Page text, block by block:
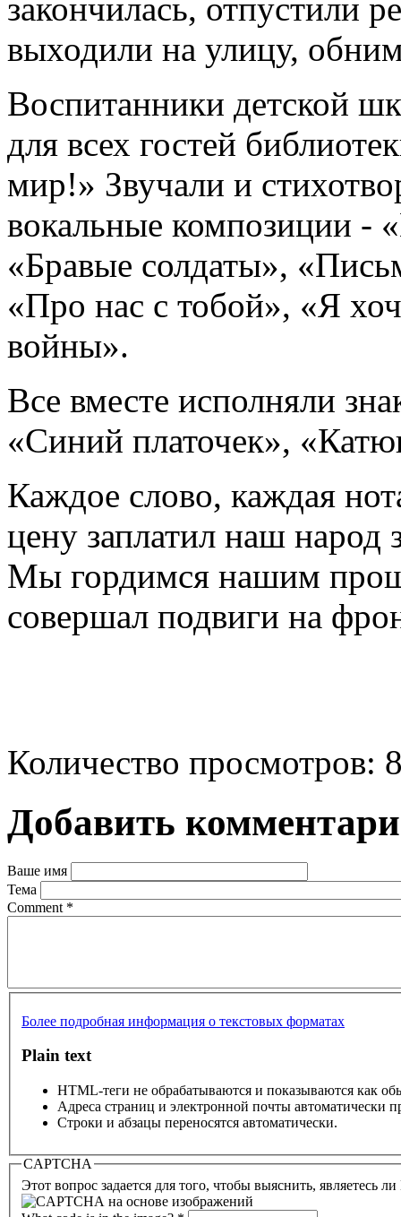
закончилась, отпустили
выходили на улицу,
Воспитанники детской
для всех гостей
мир!» Звучали и
вокальные композиции -
«Бравые солдаты»,
«Про нас с тобой», «Я
войны».
Все вместе исполняли
«Синий платочек»,
Каждое слово, каждая
цену заплатил наш народ
Мы гордимся нашим
совершал подвиги на
Количество просмотров:
Добавить
Ваше имя
Тема
Comment *
Более подробная информация о текстовых форматах
Plain text
HTML-теги не обрабатываются и показываются как
Адреса страниц и электронной почты автоматически
Строки и абзацы переносятся автоматически.
CAPTCHA
Этот вопрос задается для того, чтобы выяснить, являетесь